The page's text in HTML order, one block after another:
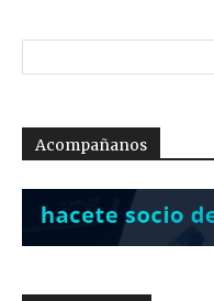
Acompañanos